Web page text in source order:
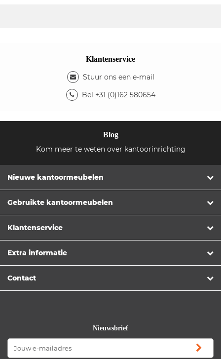
Klantenservice
Stuur ons een e-mail
Bel +31 (0)162 580654
Blog
Kom meer te weten over kantoorinrichting
Nieuwe kantoormeubelen
Gebruikte kantoormeubelen
Klantenservice
Extra informatie
Contact
Nieuwsbrief